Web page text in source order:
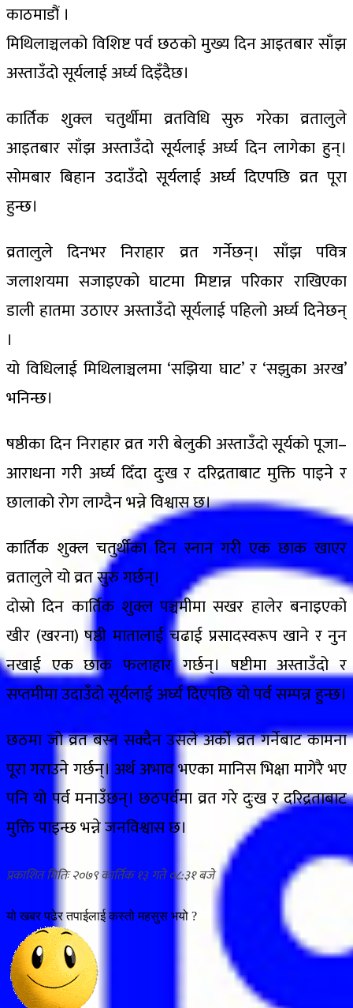
काठमाडौं ।
मिथिलाञ्चलको विशिष्ट पर्व छठको मुख्य दिन आइतबार साँझ
अस्ताउँदो सूर्यलाई अर्घ्य दिइँदैछ।
कार्तिक शुक्ल चतुर्थीमा व्रतविधि सुरु गरेका व्रतालुले
आइतबार साँझ अस्ताउँदो सूर्यलाई अर्घ्य दिन लागेका हुन्।
सोमबार बिहान उदाउँदो सूर्यलाई अर्घ्य दिएपछि व्रत पूरा
हुन्छ।
व्रतालुले दिनभर निराहार व्रत गर्नेछन्। साँझ पवित्र
जलाशयमा सजाइएको घाटमा मिष्टान्न परिकार राखिएका
डाली हातमा उठाएर अस्ताउँदो सूर्यलाई पहिलो अर्घ्य दिनेछन्
।
यो विधिलाई मिथिलाञ्चलमा ‘सझिया घाट’ र ‘सझुका अरख’
भनिन्छ।
षष्ठीका दिन निराहार व्रत गरी बेलुकी अस्ताउँदो सूर्यको पूजा–
आराधना गरी अर्घ्य दिँदा दुःख र दरिद्रताबाट मुक्ति पाइने र
छालाको रोग लाग्दैन भन्ने विश्वास छ।
कार्तिक शुक्ल चतुर्थीका दिन स्नान गरी एक छाक खाएर
व्रतालुले यो व्रत सुरु गर्छन्।
दोस्रो दिन कार्तिक शुक्ल पञ्चमीमा सखर हालेर बनाइएको
खीर (खरना) षष्ठी मातालाई चढाई प्रसादस्वरूप खाने र नुन
नखाई एक छाक फलाहार गर्छन्। षष्टीमा अस्ताउँदो र
सप्तमीमा उदाउँदो सूर्यलाई अर्घ्य दिएपछि यो पर्व सम्पन्न हुन्छ।
छठमा जो व्रत बस्न सक्दैन उसले अर्को व्रत गर्नेबाट कामना
पूरा गराउने गर्छन्। अर्थ अभाव भएका मानिस भिक्षा मागेरै भए
पनि यो पर्व मनाउँछन्। छठपर्वमा व्रत गरे दुःख र दरिद्रताबाट
मुक्ति पाइन्छ भन्ने जनविश्वास छ।
२०७९ कार्तिक १३ गते ०८:३१
यो खबर पढेर तपाईलाई कस्तो महसुस भयो ?